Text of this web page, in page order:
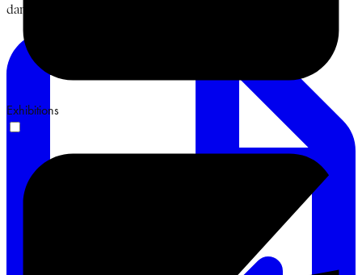
dan Ismail Hamadun. Terima kasih. #BulanBungKarno2026
Exhibitions